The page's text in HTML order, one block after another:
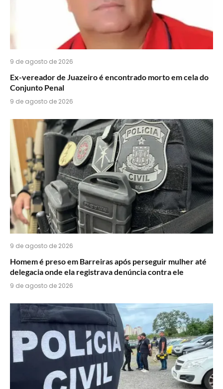
9 de agosto de 2026
Ex-vereador de Juazeiro é encontrado morto em cela do
Conjunto Penal
9 de agosto de 2026
9 de agosto de 2026
Homem é preso em Barreiras após perseguir mulher até
delegacia onde ela registrava denúncia contra ele
9 de agosto de 2026